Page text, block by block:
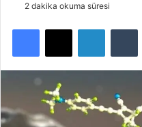
2 dakika okuma süresi